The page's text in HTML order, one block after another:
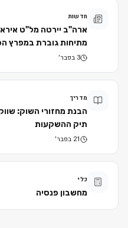
חדשות
ארה"ב יירטה מל"ט
מתיחות גוברת במפרץ
3 בפבר׳
מדריך
הבנת מחזורי השוק:
תיק ההשקעות
21 בפבר׳
כלי
מחשבון פנסיה